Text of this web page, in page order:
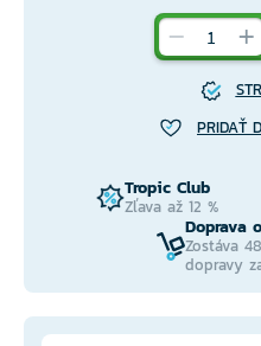
PRIDAŤ
Tropic Club
Zľava až 12 %
Doprava
Zostáva
dopravy